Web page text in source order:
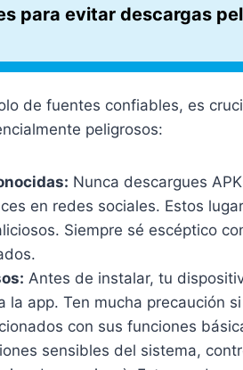
para evitar descargas
de fuentes confiables, es
peligrosos:
Nunca descargues
en redes sociales. Estos
Siempre sé escéptico
Antes de instalar, tu
la app. Ten mucha precaución
con sus funciones
sensibles del sistema,